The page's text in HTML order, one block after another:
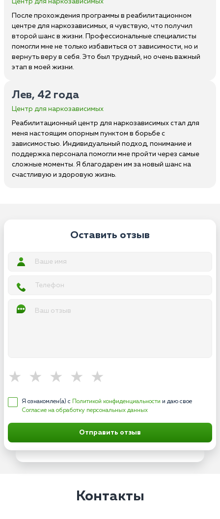
Центр для наркозависимых
После прохождения программы в реабилитационном
центре для наркозависимых, я чувствую, что получил
второй шанс в жизни. Профессиональные специалисты
помогли мне не только избавиться от зависимости, но и
вернуть веру в себя. Это был трудный, но очень важный
этап в моей жизни.
Лев, 42 года
Центр для наркозависимых
Реабилитационный центр для наркозависимых стал для
меня настоящим опорным пунктом в борьбе с
зависимостью. Индивидуальный подход, понимание и
поддержка персонала помогли мне пройти через самые
сложные моменты. Я благодарен им за новый шанс на
счастливую и здоровую жизнь.
Оставить отзыв
Я ознакомлен(а) с Политикой конфиденциальности и даю свое
Согласие на обработку персональных данных
Отправить отзыв
Контакты